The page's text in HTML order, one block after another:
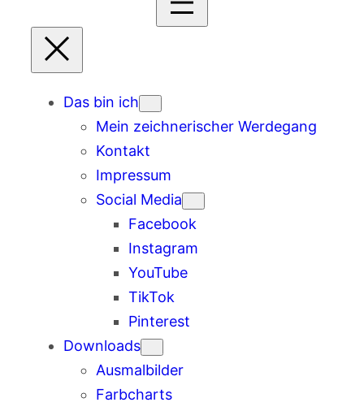
Das bin ich
Mein zeichnerischer Werdegang
Kontakt
Impressum
Social Media
Facebook
Instagram
YouTube
TikTok
Pinterest
Downloads
Ausmalbilder
Farbcharts